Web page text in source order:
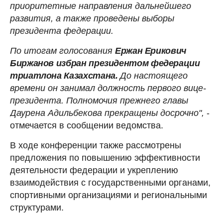
приоритетные направления дальнейшего
развития, а также проведены выборы
президента федерации.
По итогам голосования Ержан Ерикович
Биржанов избран президентом федерации
триатлона Казахстана.До настоящего
времени он занимал должность первого вице-
президента. Полномочия прежнего главы
Даурена Адильбекова прекращены досрочно", -
отмечается в сообщении ведомства.
В ходе конференции также рассмотрены
предложения по повышению эффективности
деятельности федерации и укреплению
взаимодействия с государственными органами,
спортивными организациями и региональными
структурами.